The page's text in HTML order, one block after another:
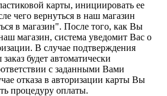
карты, инициировать ее
чего вернуться в наш магазин
в магазин". После того, как Вы
магазин, система уведомит Вас о
В случае подтверждения
будет автоматически
с заданными Вами
отказа в авторизации карты Вы
процедуру оплаты.